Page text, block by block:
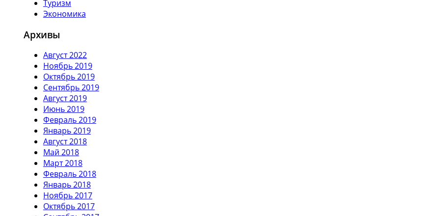
Туризм
Экономика
Архивы
Август 2022
Ноябрь 2019
Октябрь 2019
Сентябрь 2019
Август 2019
Июнь 2019
Февраль 2019
Январь 2019
Август 2018
Май 2018
Март 2018
Февраль 2018
Январь 2018
Ноябрь 2017
Октябрь 2017